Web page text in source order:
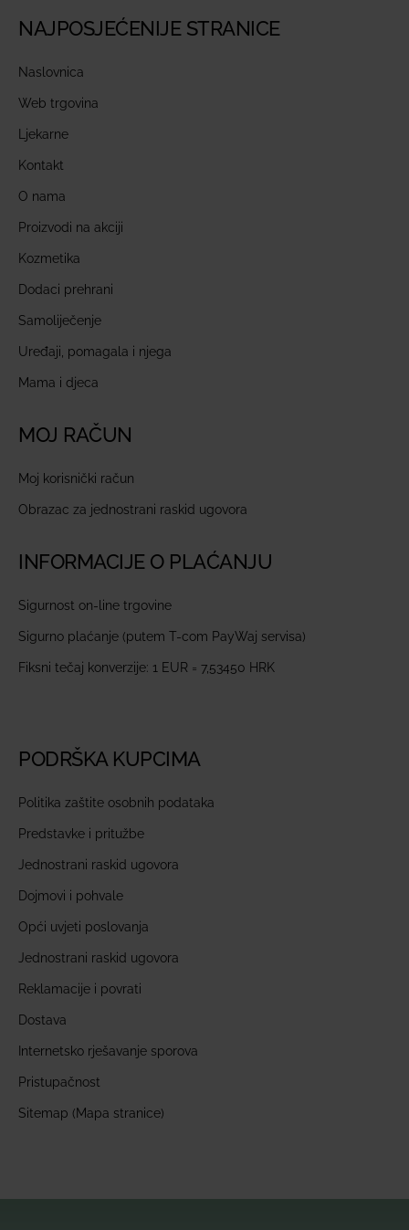
NAJPOSJEĆENIJE STRANICE
Naslovnica
Web trgovina
Ljekarne
Kontakt
O nama
Proizvodi na akciji
Kozmetika
Dodaci prehrani
Samoliječenje
Uređaji, pomagala i njega
Mama i djeca
MOJ RAČUN
Moj korisnički račun
Obrazac za jednostrani raskid ugovora
INFORMACIJE O PLAĆANJU
Sigurnost on-line trgovine
Sigurno plaćanje (putem T-com PayWaj servisa)
Fiksni tečaj konverzije: 1 EUR = 7,53450 HRK
PODRŠKA KUPCIMA
Politika zaštite osobnih podataka
Predstavke i pritužbe
Jednostrani raskid ugovora
Dojmovi i pohvale
Opći uvjeti poslovanja
Jednostrani raskid ugovora
Reklamacije i povrati
Dostava
Internetsko rješavanje sporova
Pristupačnost
Sitemap (Mapa stranice)